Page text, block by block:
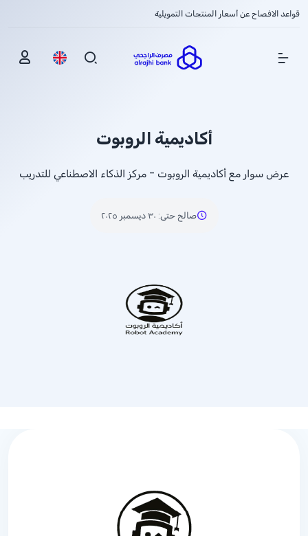
قواعد الافصاح عن أسعار المنتجات التمويلية
Show Menu
أكاديمية الروبوت
عرض سوار مع أكاديمية الروبوت - مركز الذكاء الاصطناعي للتدريب
صالح حتى: ٣٠ ديسمبر ٢٠٢٥